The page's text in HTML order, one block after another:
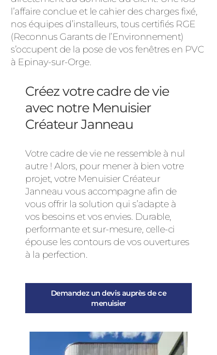
l’affaire conclue et le cahier des charges fixé,
nos équipes d’installeurs, tous certifiés RGE
(Reconnus Garants de l’Environnement)
s’occupent de la pose de vos fenêtres en PVC
à Epinay-sur-Orge.
Créez votre cadre de vie
avec notre Menuisier
Créateur Janneau
Votre cadre de vie ne ressemble à nul
autre ! Alors, pour mener à bien votre
projet, votre Menuisier Créateur
Janneau vous accompagne afin de
vous offrir la solution qui s’adapte à
vos besoins et vos envies. Durable,
performante et sur-mesure, celle-ci
épouse les contours de vos ouvertures
à la perfection.
Demandez un devis auprès de ce
menuisier